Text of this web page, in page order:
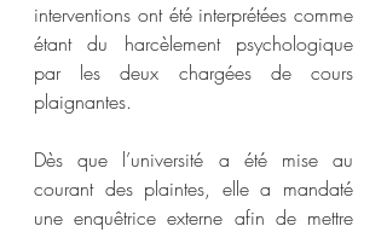
interventions ont été interprétées comme
étant du harcèlement psychologique
par les deux chargées de cours
plaignantes.
Dès que l’université a été mise au
courant des plaintes, elle a mandaté
une enquêtrice externe afin de mettre